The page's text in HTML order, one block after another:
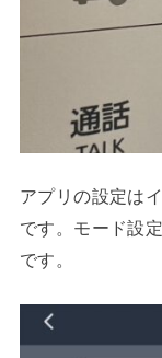
アプリの設定は
です。モード設
です。